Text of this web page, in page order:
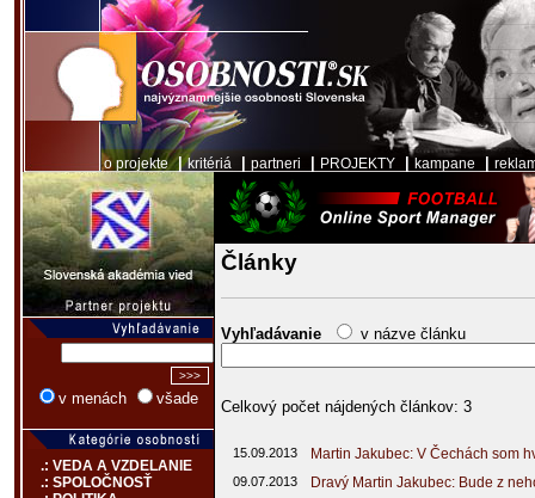
o projekte|kritériá partneri PROJEKTY kampane
v menách všade
.: VEDA A VZDELANIE
.: SPOLOČNOSŤ
Články
Vyhľadávanie v názve článku
Celkový počet nájdených článkov: 3
15.09.2013 Martin Jakubec: V Čechách som
09.07.2013 Dravý Martin Jakubec: Bude z